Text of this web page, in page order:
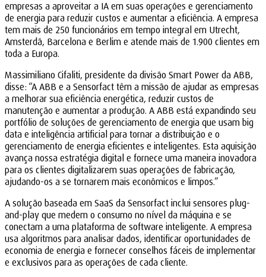
empresas a aproveitar a IA em suas operações e gerenciamento
de energia para reduzir custos e aumentar a eficiência. A empresa
tem mais de 250 funcionários em tempo integral em Utrecht,
Amsterdã, Barcelona e Berlim e atende mais de 1.900 clientes em
toda a Europa.
Massimiliano Cifaliti, presidente da divisão Smart Power da ABB,
disse: “A ABB e a Sensorfact têm a missão de ajudar as empresas
a melhorar sua eficiência energética, reduzir custos de
manutenção e aumentar a produção. A ABB está expandindo seu
portfólio de soluções de gerenciamento de energia que usam big
data e inteligência artificial para tornar a distribuição e o
gerenciamento de energia eficientes e inteligentes. Esta aquisição
avança nossa estratégia digital e fornece uma maneira inovadora
para os clientes digitalizarem suas operações de fabricação,
ajudando-os a se tornarem mais econômicos e limpos.”
A solução baseada em SaaS da Sensorfact inclui sensores plug-
and-play que medem o consumo no nível da máquina e se
conectam a uma plataforma de software inteligente. A empresa
usa algoritmos para analisar dados, identificar oportunidades de
economia de energia e fornecer conselhos fáceis de implementar
e exclusivos para as operações de cada cliente.